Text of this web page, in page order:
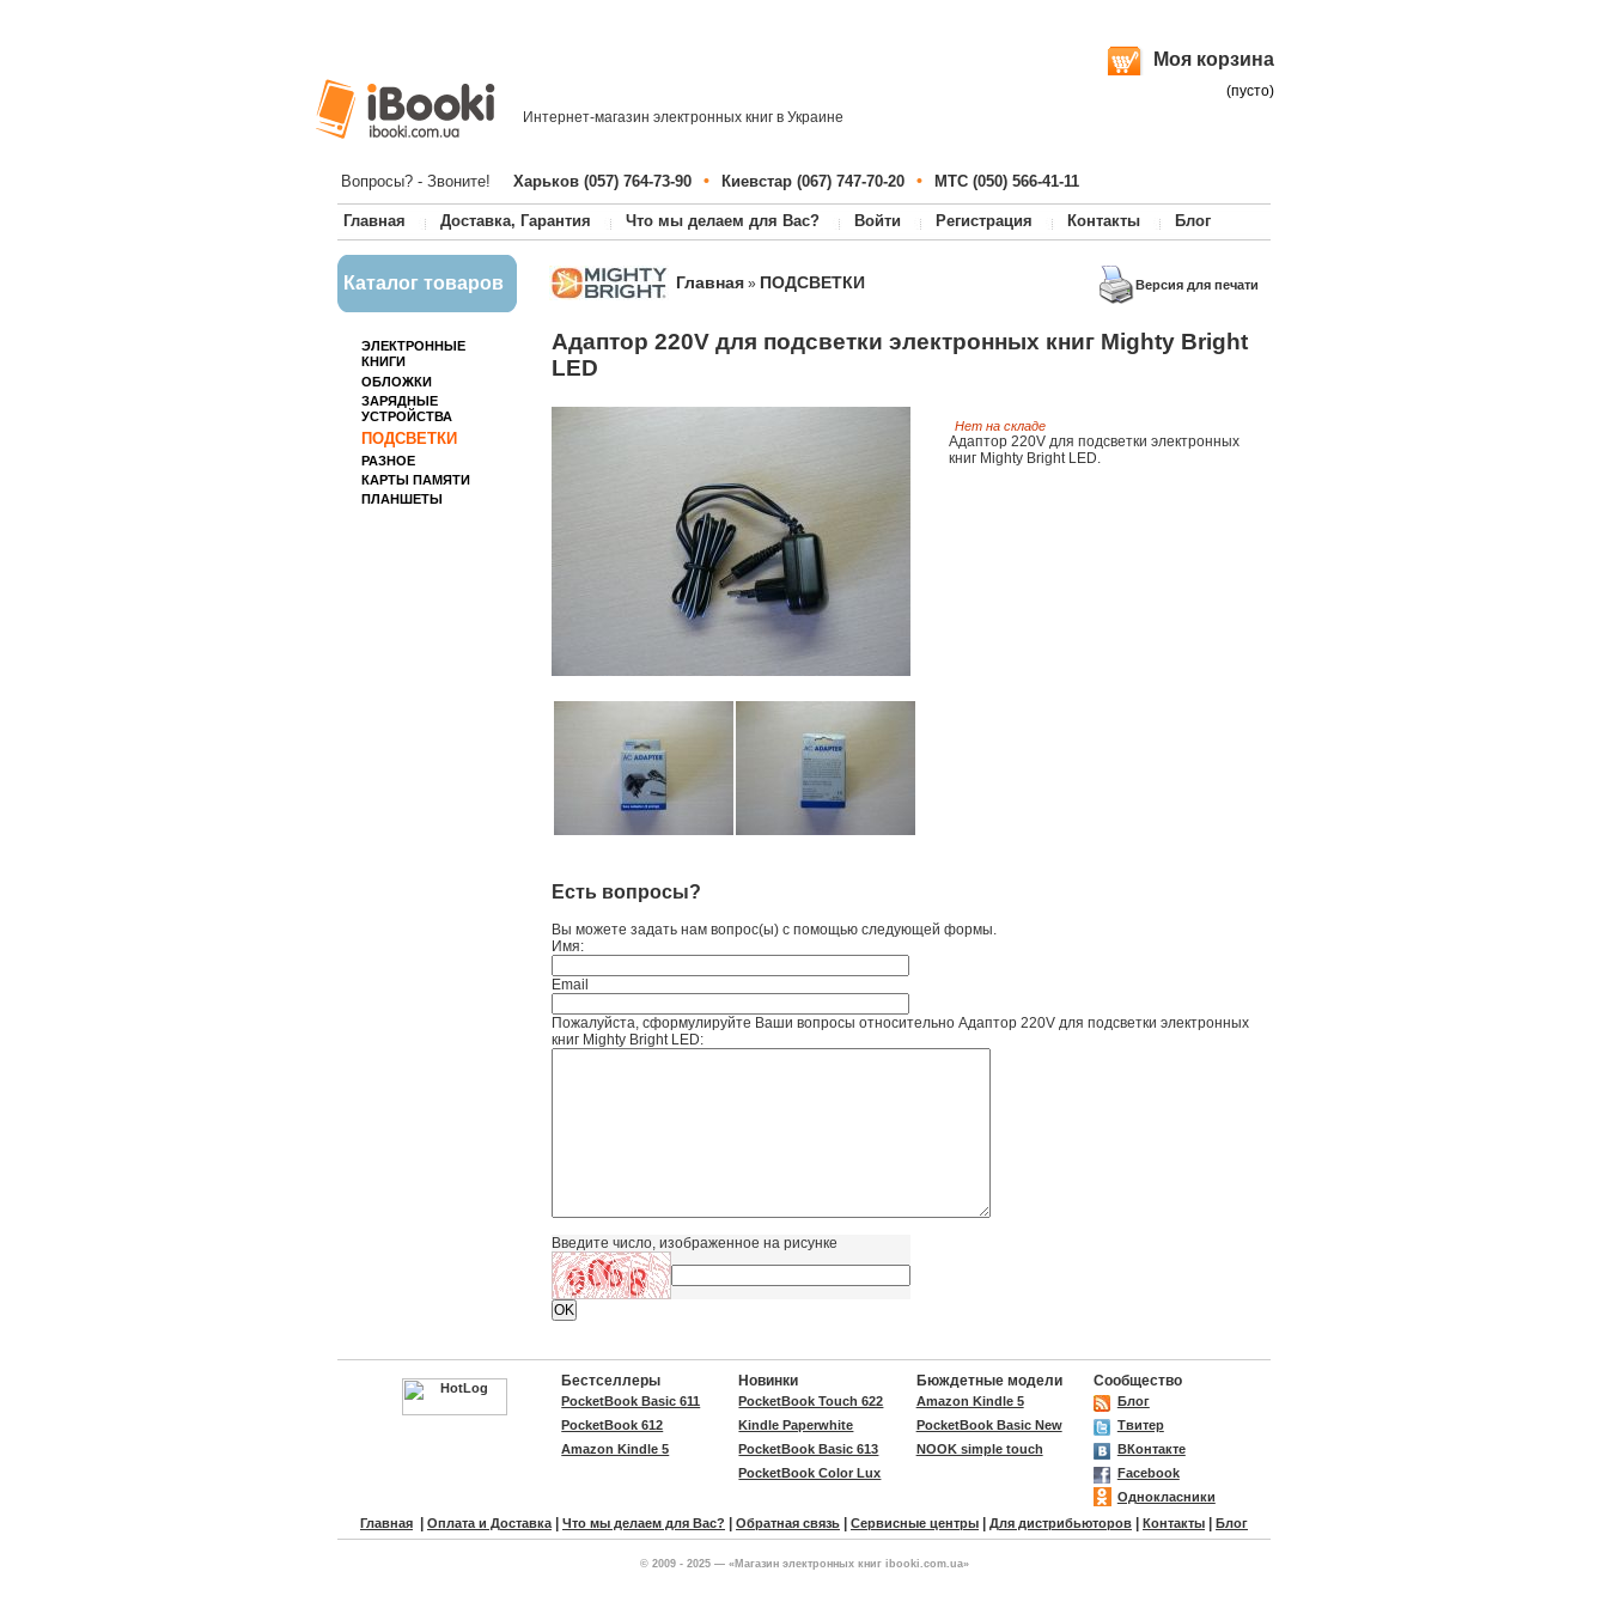
Интернет-магазин электронных книг в Украине
Моя корзина
(пусто)
Вопросы? - Звоните! Харьков (057) 764-73-90 • Киевстар (067) 747-70-20 • МТС (050) 566-41-11
Главная Доставка, Гарантия Что мы делаем для Вас? Войти Регистрация Контакты Блог
Главная » ПОДСВЕТКИ Версия для печати
Адаптор 220V для подсветки электронных книг Mighty Bright
LED
Нет на складе
Адаптор 220V для подсветки электронных
книг Mighty Bright LED.
Есть вопросы?
Вы можете задать нам вопрос(ы) с помощью следующей формы.
Имя:
Email
Пожалуйста, сформулируйте Ваши вопросы относительно Адаптор 220V для подсветки электронных
книг Mighty Bright LED:
Введите число, изображенное на рисунке
Каталог товаров
ЭЛЕКТРОННЫЕ
КНИГИ
ОБЛОЖКИ
ЗАРЯДНЫЕ
УСТРОЙСТВА
ПОДСВЕТКИ
РАЗНОЕ
КАРТЫ ПАМЯТИ
ПЛАНШЕТЫ
Сообщество
Блог
Твитер
ВКонтакте
Facebook
Однокласники
Бюждетные модели
Amazon Kindle 5
PocketBook Basic New
NOOK simple touch
Новинки
PocketBook Touch 622
Kindle Paperwhite
PocketBook Basic 613
PocketBook Color Lux
Бестселлеры
PocketBook Basic 611
PocketBook 612
Amazon Kindle 5
Главная Оплата и Доставка Что мы делаем для Вас? Обратная связь Сервисные центры Для дистрибьюторов Контакты Блог
© 2009 - 2025 — «Магазин электронных книг ibooki.com.ua»